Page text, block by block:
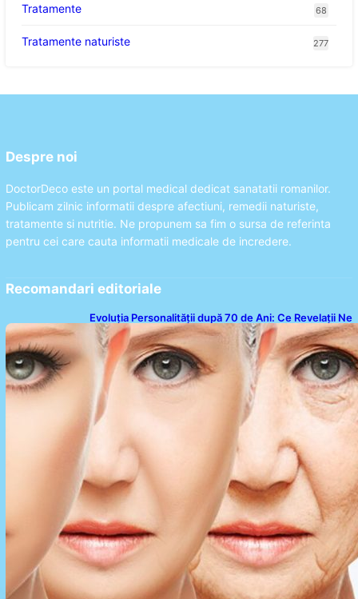
Tratamente 68
Tratamente naturiste 277
Despre noi
DoctorDeco este un portal medical dedicat sanatatii romanilor.
Publicam zilnic informatii despre afectiuni, remedii naturiste,
tratamente si nutritie. Ne propunem sa fim o sursa de referinta
pentru cei care cauta informatii medicale de incredere.
Recomandari editoriale
Evoluția Personalității după 70 de Ani: Ce Revelații Ne
Oferă Studiile Psihologice